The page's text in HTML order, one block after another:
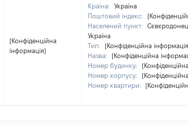
[Конфіденційна
інформація]
Країна:
Україна
Поштовий індекс:
Населений пункт:
Україна
Тип:
[Конфіденційна
Назва:
[Конфіденційна
Номер будинку:
Номер корпусу:
Номер квартири: